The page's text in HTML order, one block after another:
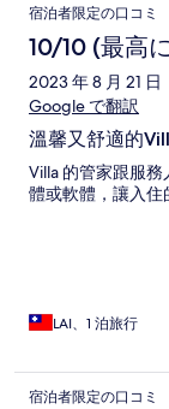
宿泊者限定の口コミ
10/10 (最高
2023 年 8 月 21 日
Google で翻訳
溫馨又舒適的
Villa 的管家跟服
體或軟體，讓入
LAI、1 泊旅行
宿泊者限定の口コミ